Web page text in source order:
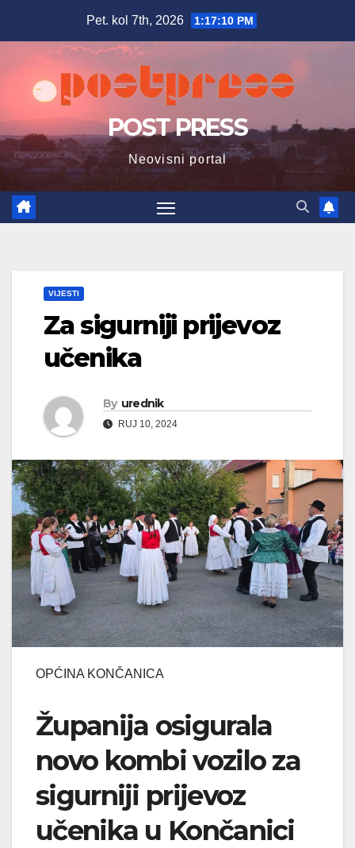
Pet. kol 7th, 2026 1:17:11 PM
POST PRESS
Neovisni portal
VIJESTI
Za sigurniji prijevoz
učenika
By urednik
RUJ 10, 2024
OPĆINA KONČANICA
Županija osigurala
novo kombi vozilo za
sigurniji prijevoz
učenika u Končanici